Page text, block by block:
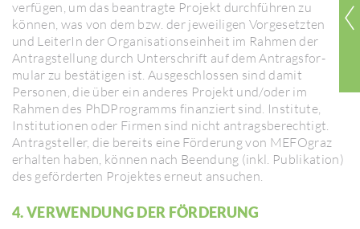
verfügen, um das bean­tragte Projekt durchführen zu
können, was von dem bzw. der jewei­ligen Vorge­setzten
und LeiterIn der Orga­ni­sa­ti­ons­ein­heit im Rahmen der
Antrag­stel­lung durch Unter­schrift auf dem Antrags­for­
mular zu bestä­tigen ist. Ausge­schlossen sind damit
Personen, die über ein anderes Projekt und/​oder im
Rahmen des PhDPro­gramms finan­ziert sind. Insti­tute,
Insti­tu­tionen oder Firmen sind nicht antrags­be­rech­tigt.
Antrag­steller, die bereits eine Förde­rung von MEFO­graz
erhalten haben, können nach Been­dung (inkl. Publi­ka­tion)
des geför­derten Projektes erneut ansu­chen.
4. VERWEN­DUNG DER FÖRDE­RUNG